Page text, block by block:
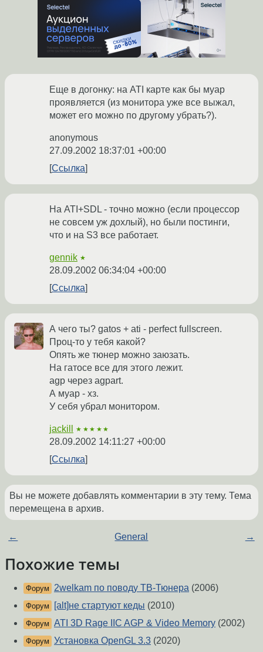
Еще в догонку: на ATI карте как бы муар
проявляется (из монитора уже все выжал,
может его можно по другому убрать?).
anonymous
27.09.2002 18:37:01 +00:00
Ссылка
На ATI+SDL - точно можно (если процессор
не совсем уж дохлый), но были постинги,
что и на S3 все работает.
gennik ★
28.09.2002 06:34:04 +00:00
Ссылка
А чего ты? gatos + ati - perfect fullscreen.
Проц-то у тебя какой?
Опять же тюнер можно заюзать.
На гатосе все для этого лежит.
agp через agpart.
А муар - хз.
У себя убрал монитором.
jackill ★★★★★
28.09.2002 14:11:27 +00:00
Ссылка
Вы не можете добавлять комментарии в эту тему. Тема
перемещена в архив.
← General →
Похожие темы
Форум 2welkam по поводу ТВ-Тюнера (2006)
Форум [alt]не стартуют кеды (2010)
Форум ATI 3D Rage IIC AGP & Video Memory (2002)
Форум Установка OpenGL 3.3 (2020)